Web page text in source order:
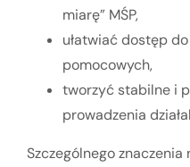
miarę” MŚP,
ułatwiać dostęp
pomocowych,
tworzyć stabilne i
prowadzenia
Szczególnego